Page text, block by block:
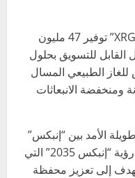
وأضاف أنه مع استهداف “أدنوك” و”XRG” توفير 47 مليون
للتسويق بحلول
للغاز الطبيعي المسال
ومنخفضة الانبعاثات
الأمد بين “إنبكس”
ومجموعة “أدنوك”، كما تتماشى مع رؤية “إنبكس 2035” التي
2025، والتي تهدف إلى تعزيز محفظة